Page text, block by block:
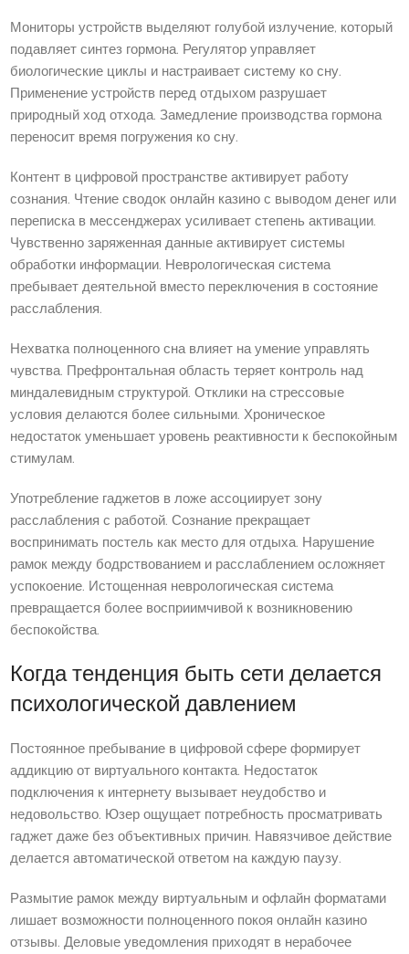
Мониторы устройств выделяют голубой излучение, который
подавляет синтез гормона. Регулятор управляет
биологические циклы и настраивает систему ко сну.
Применение устройств перед отдыхом разрушает
природный ход отхода. Замедление производства гормона
переносит время погружения ко сну.
Контент в цифровой пространстве активирует работу
сознания. Чтение сводок онлайн казино с выводом денег или
переписка в мессенджерах усиливает степень активации.
Чувственно заряженная данные активирует системы
обработки информации. Неврологическая система
пребывает деятельной вместо переключения в состояние
расслабления.
Нехватка полноценного сна влияет на умение управлять
чувства. Префронтальная область теряет контроль над
миндалевидным структурой. Отклики на стрессовые
условия делаются более сильными. Хроническое
недостаток уменьшает уровень реактивности к беспокойным
стимулам.
Употребление гаджетов в ложе ассоциирует зону
расслабления с работой. Сознание прекращает
воспринимать постель как место для отдыха. Нарушение
рамок между бодрствованием и расслаблением осложняет
успокоение. Истощенная неврологическая система
превращается более восприимчивой к возникновению
беспокойства.
Когда тенденция быть сети делается
психологической давлением
Постоянное пребывание в цифровой сфере формирует
аддикцию от виртуального контакта. Недостаток
подключения к интернету вызывает неудобство и
недовольство. Юзер ощущает потребность просматривать
гаджет даже без объективных причин. Навязчивое действие
делается автоматической ответом на каждую паузу.
Размытие рамок между виртуальным и офлайн форматами
лишает возможности полноценного покоя онлайн казино
отзывы. Деловые уведомления приходят в нерабочее